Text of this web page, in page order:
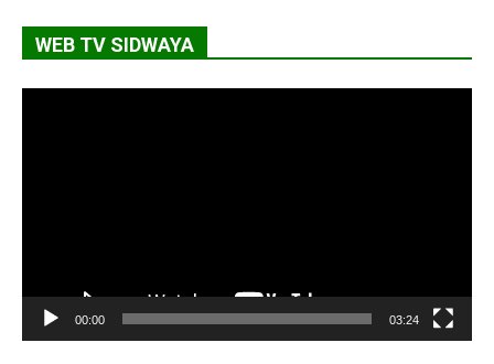
WEB TV SIDWAYA
00:00 03:24